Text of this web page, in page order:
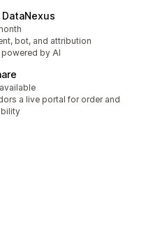
bot, and attribution
by AI
a live portal for order and